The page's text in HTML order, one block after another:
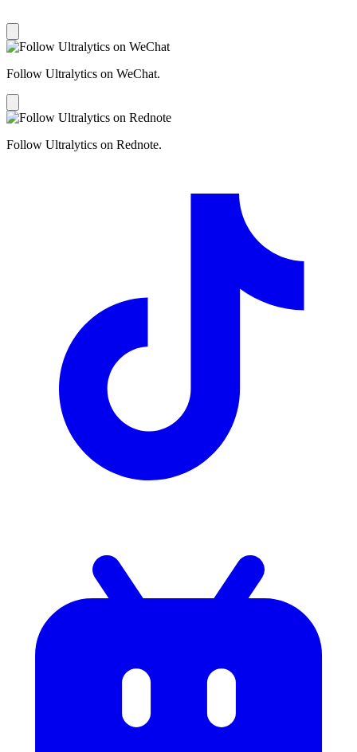
Follow Ultralytics on WeChat.
Follow Ultralytics on Rednote.